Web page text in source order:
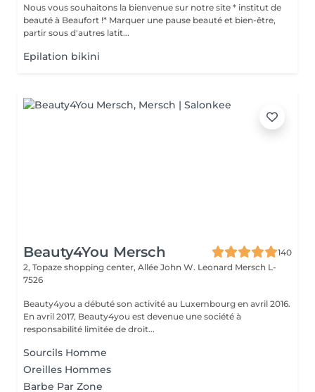
Nous vous souhaitons la bienvenue sur notre site * institut de
beauté à Beaufort !* Marquer une pause beauté et bien-être,
partir sous d'autres latit...
Epilation bikini
Beauty4You Mersch
140
2, Topaze shopping center, Allée John W. Leonard Mersch L-
7526
Beauty4you a débuté son activité au Luxembourg en avril 2016.
En avril 2017, Beauty4you est devenue une société à
responsabilité limitée de droit...
Sourcils Homme
Oreilles Hommes
Barbe Par Zone